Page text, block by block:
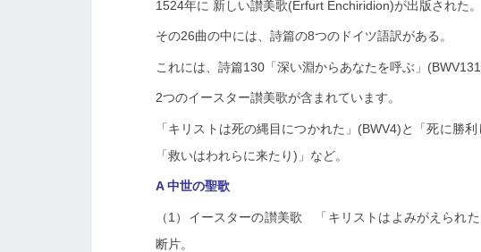
1524年に 新しい讃美歌(Erfurt Enchiridion)が出版された。
その26曲の中には、詩篇の8つのドイツ語訳がある。
これには、詩篇130「深い淵からあなたを呼ぶ」
2つのイースター讃美歌が含まれています。
「キリストは死の縄目につかれた」(BWV4)と 「死に勝
「救いはわれらに来たり)」など。
A 中世の聖歌
（1）イースターの讃美歌 「キリストはよみがえられた
断片。